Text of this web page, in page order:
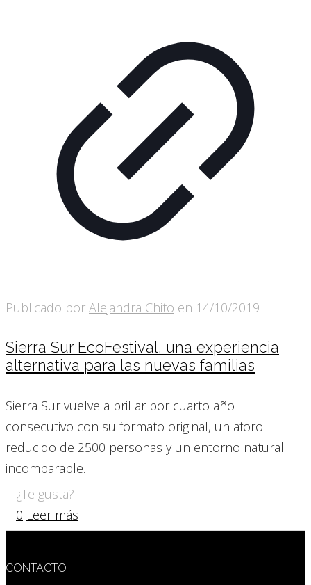
Publicado por Alejandra Chito en 14/10/2019
Sierra Sur EcoFestival, una experiencia
alternativa para las nuevas familias
Sierra Sur vuelve a brillar por cuarto año
consecutivo con su formato original, un aforo
reducido de 2500 personas y un entorno natural
incomparable.
¿Te gusta?
0 Leer más
CONTACTO